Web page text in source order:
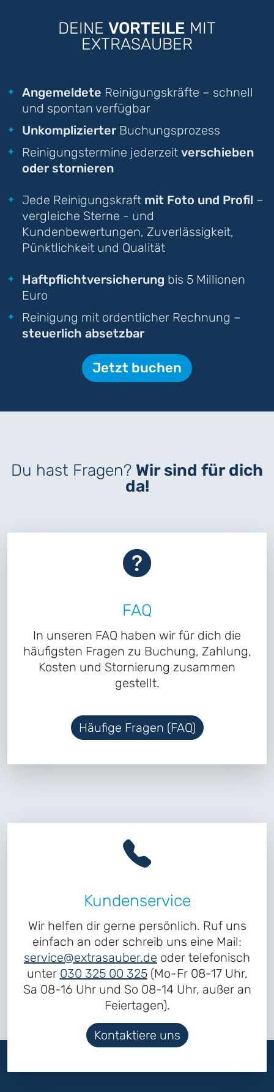
DEINE VORTEILE MIT
EXTRASAUBER
Angemeldete Reinigungskräfte – schnell
und spontan verfügbar
Unkomplizierter Buchungsprozess
Reinigungstermine jederzeit verschieben
oder stornieren
Jede Reinigungskraft mit Foto und Profil –
vergleiche Sterne - und
Kundenbewertungen, Zuverlässigkeit,
Pünktlichkeit und Qualität
Haftpflichtversicherung bis 5 Millionen
Euro
Reinigung mit ordentlicher Rechnung –
steuerlich absetzbar
Jetzt buchen
Du hast Fragen? Wir sind für dich
da!
FAQ
In unseren FAQ haben wir für dich die
häufigsten Fragen zu Buchung, Zahlung,
Kosten und Stornierung zusammen
gestellt.
Häufige Fragen (FAQ)
Kundenservice
Wir helfen dir gerne persönlich. Ruf uns
einfach an oder schreib uns eine Mail:
service@extrasauber.de oder telefonisch
unter 030 325 00 325(Mo-Fr 08-17 Uhr,
Sa 08-16 Uhr und So 08-14 Uhr, außer an
Feiertagen).
Kontaktiere uns